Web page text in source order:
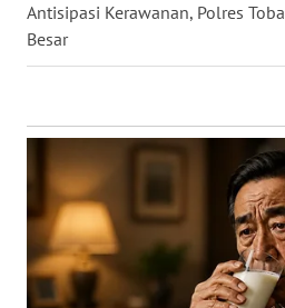
Antisipasi Kerawanan, Polres
Besar
TINGGI
WN
KARAWANG
WN
BEKASI